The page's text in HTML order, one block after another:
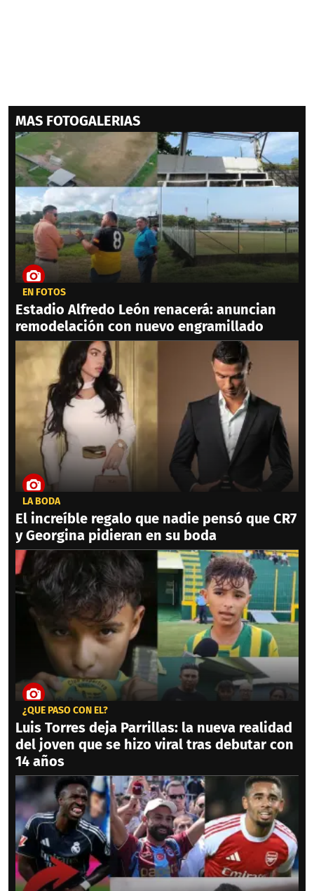
MAS FOTOGALERIAS
EN FOTOS
Estadio Alfredo León renacerá: anuncian
remodelación con nuevo engramillado
LA BODA
El increíble regalo que nadie pensó que CR7
y Georgina pidieran en su boda
¿QUÉ PASÓ CON ÉL?
Luis Torres deja Parrillas: la nueva realidad
del joven que se hizo viral tras debutar con
14 años